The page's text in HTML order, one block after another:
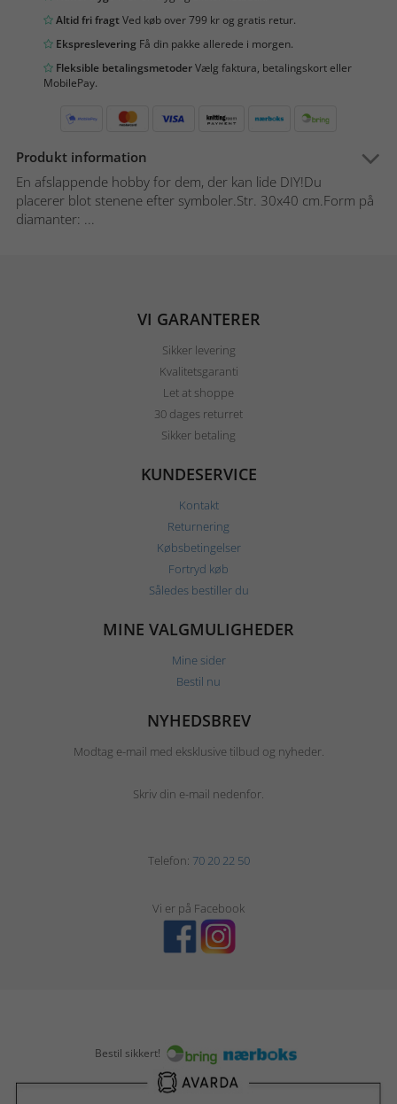
Altid fri fragtVed køb over 799 kr og gratis retur.
Ekspreslevering Få din pakke allerede i morgen.
Fleksible betalingsmetoderVælg faktura, betalingskort eller
MobilePay.
Produkt information
En afslappende hobby for dem, der kan lide DIY!Du
placerer blot stenene efter symboler.Str. 30x40 cm.Form på
diamanter: ...
VI GARANTERER
Sikker levering
Kvalitetsgaranti
Let at shoppe
30 dages returret
Sikker betaling
KUNDESERVICE
Kontakt
Returnering
Købsbetingelser
Fortryd køb
Således bestiller du
MINE VALGMULIGHEDER
Mine sider
Bestil nu
NYHEDSBREV
Modtag e-mail med eksklusive tilbud og nyheder.
Skriv din e-mail nedenfor.
Telefon: 70 20 22 50
Vi er på Facebook
Bestil sikkert!